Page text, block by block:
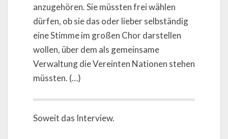
anzugehören. Sie müssten frei wählen
dürfen, ob sie das oder lieber selbständig
eine Stimme im großen Chor darstellen
wollen, über dem als gemeinsame
Verwaltung die Vereinten Nationen stehen
müssten. (…)
Soweit das Interview.